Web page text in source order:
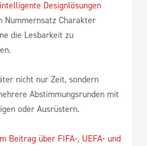
Designlösungen
Nummernsatz Charakter
die Lesbarkeit zu
nicht nur Zeit, sondern
Abstimmungsrunden mit
oder Ausrüstern.
Beitrag über FIFA-, UEFA- und